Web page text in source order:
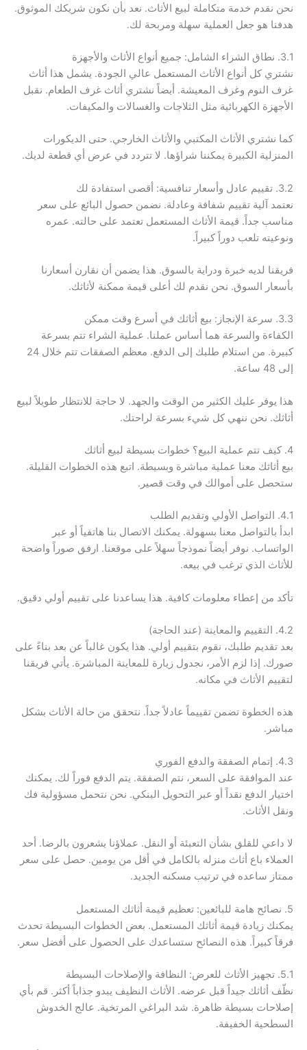
نحن نقدم خدمة متكاملة لبيع الأثاث. نعد بأن نكون شريكك الموثوق.
هدفنا هو جعل العملية سهلة ومربحة لك.
3.1. نطاق الشراء الشامل: جميع أنواع الأثاث والأجهزة
نشتري كل أنواع الأثاث المستعمل عالي الجودة. يشمل هذا أثاث
غرف النوم وغرف المعيشة. أيضاً نشتري أثاث غرف الطعام. نقبل
الأجهزة الكهربائية مثل الثلاجات والغسالات والمكيفات.
كما نشتري الأثاث المكتبي والأثاث الخارجي. حتى الديكورات
المنزلية الكبيرة يمكننا شراؤها. لا تتردد في عرض أي قطعة لديك.
3.2. تقييم عادل وأسعار تنافسية: أقصى استفادة لك
نعتمد آلية تقييم شفافة وعادلة. نضمن حصول البائع على سعر
مناسب جداً. قيمة الأثاث المستعمل تعتمد على حالته. عمره
ونوعيته تلعب دوراً كبيراً.
فريقنا لديه خبرة ودراية بالسوق. هذا يضمن أن نقارن أسعارنا
بأسعار السوق. نحن نقدم لك أعلى قيمة ممكنة لأثاثك.
3.3. سرعة الإنجاز: بيع أثاثك في أسرع وقت ممكن
الكفاءة والسرعة هما أساس عملنا. عملية الشراء تتم بسرعة
كبيرة. من استلام طلبك إلى الدفع. معظم الصفقات تتم خلال 24
إلى 48 ساعة.
هذا يوفر عليك الكثير من الوقت والجهد. لا حاجة للانتظار طويلاً لبيع
أثاثك. نحن ننهي كل شيء بسرعة لراحتك.
4. كيف تتم عملية البيع؟ خطوات بسيطة لبيع أثاثك
بيع أثاثك معنا عملية مباشرة وبسيطة. اتبع هذه الخطوات القليلة.
ستحصل على أموالك في وقت قصير.
4.1. التواصل الأولي وتقديم الطلب
ابدأ بالتواصل معنا بسهولة. يمكنك الاتصال بنا هاتفياً أو عبر
الواتساب. نوفر أيضاً نموذجاً سهلاً على موقعنا. ارفق صوراً واضحة
للأثاث الذي ترغب في بيعه.
تأكد من إعطاء معلومات كافية. هذا يساعدنا على تقييم أولي دقيق.
4.2. التقييم والمعاينة (عند الحاجة)
بعد تقديم طلبك، نقوم بتقييم أولي. هذا يكون غالباً عن بعد بناءً على
صورك. إذا لزم الأمر، نجدول زيارة للمعاينة المباشرة. يأتي فريقنا
لتقييم الأثاث في مكانه.
هذه الخطوة تضمن تقييماً عادلاً جداً. نتحقق من حالة الأثاث بشكل
مباشر.
4.3. إتمام الصفقة والدفع الفوري
عند الموافقة على السعر، نتم الصفقة. يتم الدفع فوراً لك. يمكنك
اختيار الدفع نقداً أو عبر التحويل البنكي. نحن نتحمل مسؤولية فك
ونقل الأثاث.
لا داعي للقلق بشأن التعبئة أو النقل. عملاؤنا يشعرون بالرضا. أحد
العملاء باع أثاث منزله بالكامل في أقل من يومين. حصل على سعر
ممتاز ساعده في ترتيب مسكنه الجديد.
5. نصائح هامة للبائعين: تعظيم قيمة أثاثك المستعمل
يمكنك زيادة قيمة أثاثك المستعمل. بعض الخطوات البسيطة تحدث
فرقاً كبيراً. هذه النصائح ستساعدك على الحصول على أفضل سعر.
5.1. تجهيز الأثاث للعرض: النظافة والإصلاحات البسيطة
نظّف أثاثك جيداً قبل عرضه. الأثاث النظيف يبدو جذاباً أكثر. قم بأي
إصلاحات بسيطة ظاهرة. شد البراغي المرتخية. عالج الخدوش
السطحية الخفيفة.